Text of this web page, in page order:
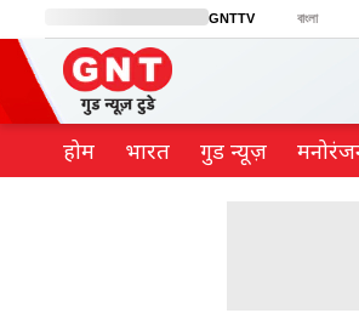
GNTTV বাংলা
BT Bazaar Cosmopolitan
होम भारत गुड न्यूज़